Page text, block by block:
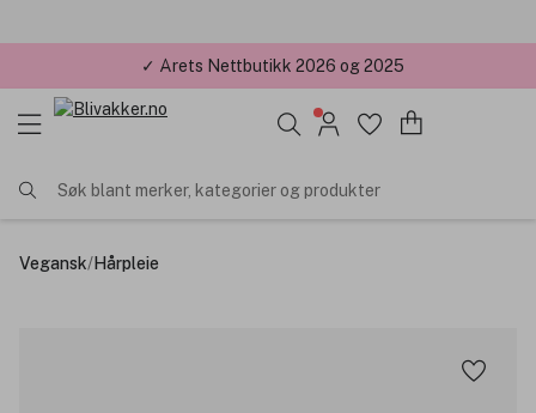
✓ Minimumsbeløp 299kr,-
Søk blant merker, kategorier og produkter
Vegansk/Hårpleie